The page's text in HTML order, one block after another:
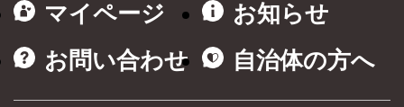
マイページ
お知らせ
お問い合わせ
自治体の方へ